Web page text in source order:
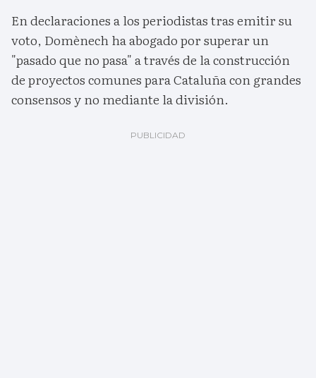
En declaraciones a los periodistas tras emitir su
voto, Domènech ha abogado por superar un
"pasado que no pasa" a través de la construcción
de proyectos comunes para Cataluña con grandes
consensos y no mediante la división.